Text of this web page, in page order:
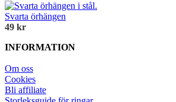
Svarta örhängen
49 kr
INFORMATION
Om oss
Cookies
Bli affiliate